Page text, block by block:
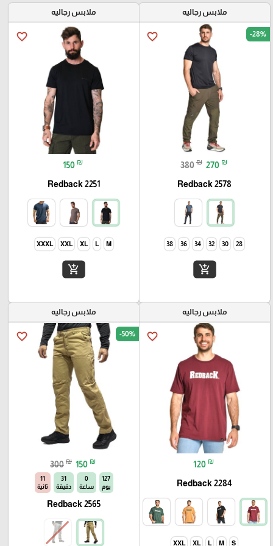
ملابس رجاليه
favorite_border -28%
380 ₪ 270 ₪
Redback 2578
28
30
32
34
36
38
add_shopping_cart
ملابس رجاليه
favorite_border
150 ₪
Redback 2251
M
L
XL
XXL
XXXL
add_shopping_cart
ملابس رجاليه
favorite_border
120 ₪
Redback 2284
S
M
L
XL
XXL
ملابس رجاليه
favorite_border -50%
300 ₪ 150 ₪
127
يوم
0
ساعة
31
دقيقة
10
ثانية
Redback 2565